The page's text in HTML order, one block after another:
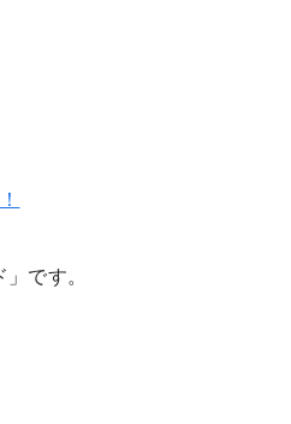
です。